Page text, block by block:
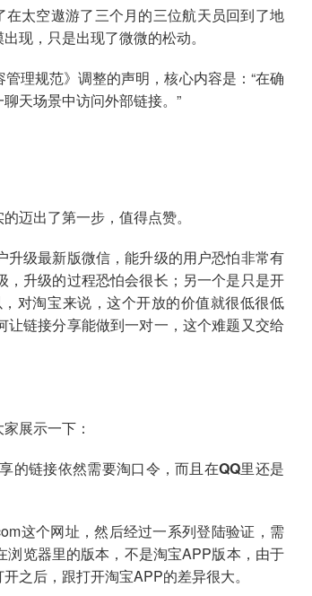
太空遨游了三个月的三位航天员回到了地
现，只是出现了微微的松动。
理规范》调整的声明，核心内容是：“在确
天场景中访问外部链接。”
迈出了第一步，值得点赞。
级最新版微信，能升级的用户恐怕非常有
升级的过程恐怕会很长；另一个是只是开
对淘宝来说，这个开放的价值就很低很低
链接分享能做到一对一，这个难题又交给
展示一下：
的链接依然需要淘口令，而且在QQ里还是
这个网址，然后经过一系列登陆验证，需
览器里的版本，不是淘宝APP版本，由于
之后，跟打开淘宝APP的差异很大。